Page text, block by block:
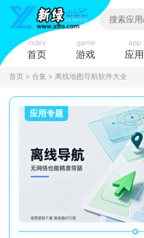
index
首页
game
游戏
app
应用
首页 > 合集 > 离线地图导航软件大全
应用专题